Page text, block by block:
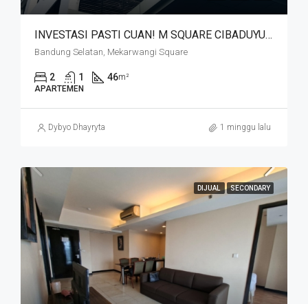
INVESTASI PASTI CUAN! M SQUARE CIBADUYUT DEKAT MEKARWANGI
Bandung Selatan, Mekarwangi Square
2 1 46m²
APARTEMEN
Dybyo Dhayryta 1 minggu lalu
DIJUAL SECONDARY